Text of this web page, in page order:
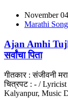
November
Marathi
Ajan Amhi
सर्वांचा पिता
गीतकार : संजीवनी
चित्रपट : - / Lyricist
Kalyanpur, Music